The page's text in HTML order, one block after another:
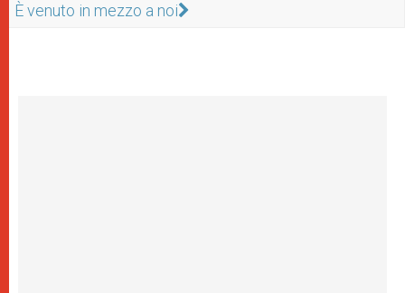
È venuto in mezzo a noi